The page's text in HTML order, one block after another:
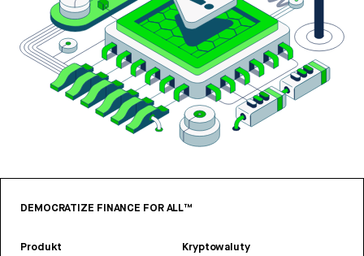
DEMOCRATIZE FINANCE FOR ALL™
Produkt Kryptowaluty